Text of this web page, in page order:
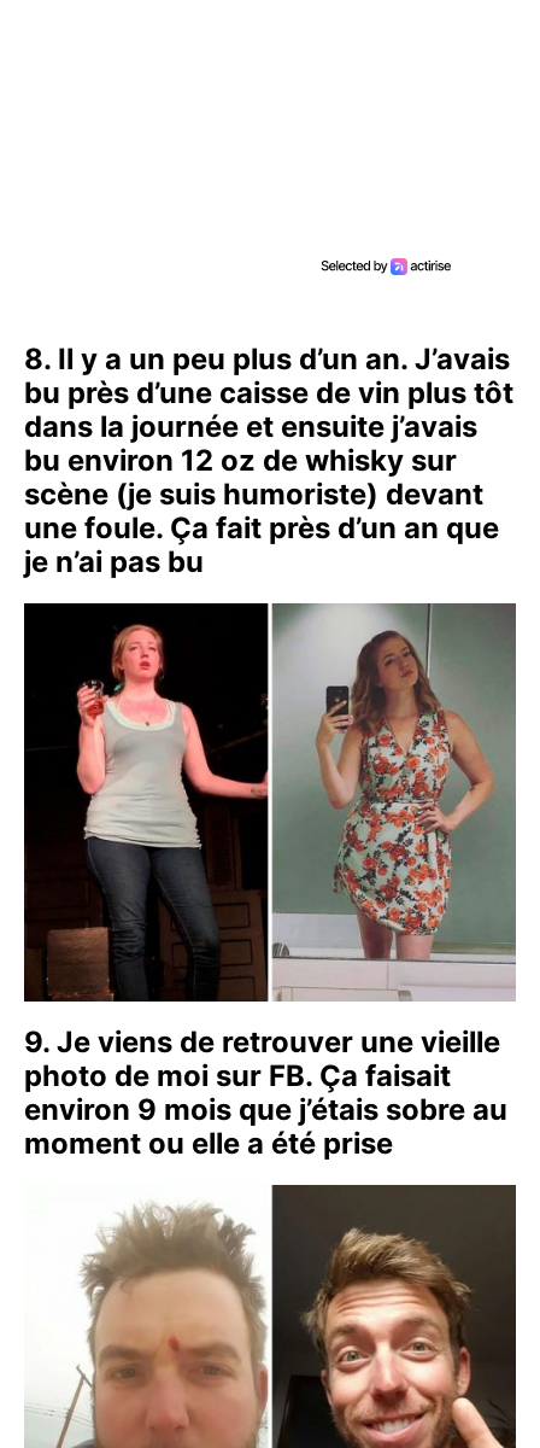
8. Il y a un peu plus d’un an. J’avais
bu près d’une caisse de vin plus tôt
dans la journée et ensuite j’avais
bu environ 12 oz de whisky sur
scène (je suis humoriste) devant
une foule. Ça fait près d’un an que
je n’ai pas bu
9. Je viens de retrouver une vieille
photo de moi sur FB. Ça faisait
environ 9 mois que j’étais sobre au
moment ou elle a été prise